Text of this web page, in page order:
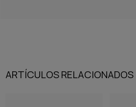
ARTÍCULOS RELACIONADOS